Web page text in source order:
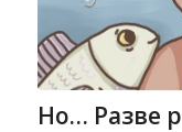
Но… Разве